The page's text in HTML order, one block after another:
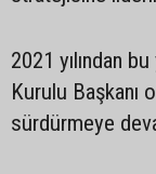
2021 yılından
Kurulu Başkanı
sürdürmeye